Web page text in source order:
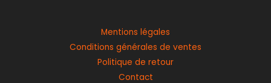
Mentions légales
Conditions générales de ventes
Politique de retour
Contact